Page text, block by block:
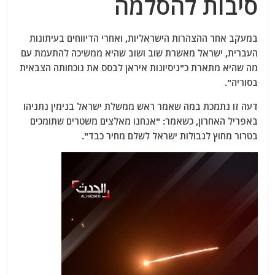
במעקב אחר ההצהרות הישראליות, ואחרי הדיווחים בעיתונות
העברית, ישראל מאשרת שוב ושוב שהיא ממשיכה להתעמת עם
מה שהיא מתארת ​​כ"ניסיונות איראן לבסס את נוכחותה הצבאית
בסוריה".
דעה זו נתמכת במה שאמר ראש ממשלת ישראל בנימין נתניהו
באפריל האחרון, כשאמר: "אנחנו מאלצים משטרים שתומכים
בטרור מחוץ לגבולות ישראל לשלם מחיר כבד".